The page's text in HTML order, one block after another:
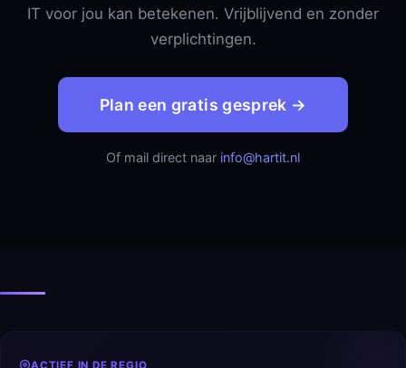
IT voor jou kan betekenen. Vrijblijvend en zonder
verplichtingen.
Plan een gratis gesprek →
Of mail direct naar info@hartit.nl
ACTIEF IN DE REGIO